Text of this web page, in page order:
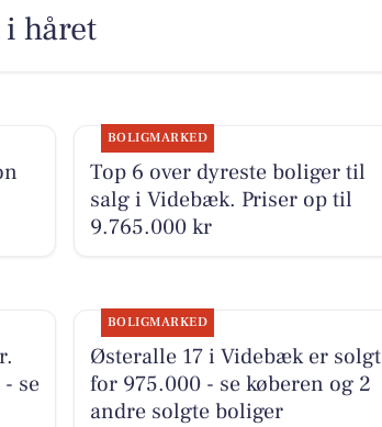
håret
BOLIGMARKED
Top 6 over dyreste boliger til
salg i Videbæk. Priser op til
9.765.000 kr
se
BOLIGMARKED
Østeralle 17 i Videbæk er solgt
for 975.000 - se køberen og 2
andre solgte boliger